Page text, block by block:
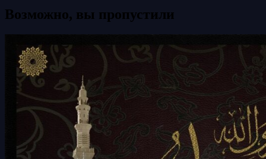
Возможно, вы пропустили